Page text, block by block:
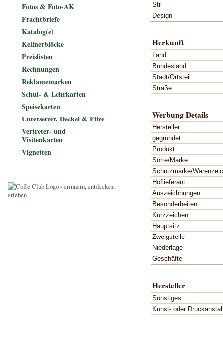
Stil
Design
Herkunft
Land
Bundesland
Stadt/Ortsteil
Straße
Werbung Details
Hersteller
gegründet
Produkt
Sorte/Marke
Schutzmarke/
Hoflieferant
Auszeichnungen
Besonderheiten
Kurzzeichen
Hauptsitz
Zweigstelle
Niederlage
Geschäfte
Hersteller
Sonstiges
Kunst- oder
Fotos & Foto-AK
Frachtbriefe
Katalog(e)
Kellnerblöcke
Preislisten
Rechnungen
Reklamemarken
Schul- & Lehrkarten
Speisekarten
Untersetzer, Deckel & Filze
Vertreter- und
Visitenkarten
Vignetten